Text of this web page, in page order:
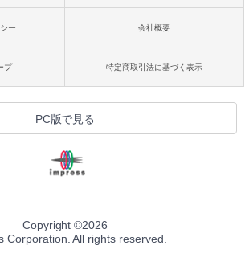
ー 会社概要
プ 特定商取引法に基づく表示
PC版で見る
Copyright ©2026
Corporation. All rights reserved.